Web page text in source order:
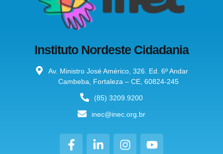
Instituto Nordeste Cidadania
Av. Ministro José Américo, 326. Ed. 6º Andar
Cambeba, Fortaleza – CE, 60824-245
(85) 3209.9200
inec@inec.org.br